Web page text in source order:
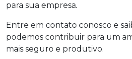
para sua empresa.
Entre em contato conosco e
podemos contribuir para um
mais seguro e produtivo.